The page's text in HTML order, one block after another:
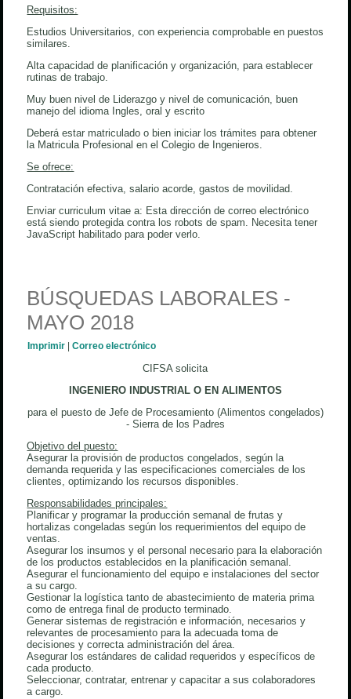
Requisitos:
Estudios Universitarios, con experiencia comprobable en puestos
similares.
Alta capacidad de planificación y organización, para establecer
rutinas de trabajo.
Muy buen nivel de Liderazgo y nivel de comunicación, buen
manejo del idioma Ingles, oral y escrito
Deberá estar matriculado o bien iniciar los trámites para obtener
la Matricula Profesional en el Colegio de Ingenieros.
Se ofrece:
Contratación efectiva, salario acorde, gastos de movilidad.
Enviar curriculum vitae a: Esta dirección de correo electrónico
está siendo protegida contra los robots de spam. Necesita tener
JavaScript habilitado para poder verlo.
BÚSQUEDAS LABORALES -
MAYO 2018
Imprimir |Correo electrónico
CIFSA solicita
INGENIERO INDUSTRIAL O EN ALIMENTOS
para el puesto de Jefe de Procesamiento (Alimentos congelados)
- Sierra de los Padres
Objetivo del puesto:
Asegurar la provisión de productos congelados, según la
demanda requerida y las especificaciones comerciales de los
clientes, optimizando los recursos disponibles.
Responsabilidades principales:
Planificar y programar la producción semanal de frutas y
hortalizas congeladas según los requerimientos del equipo de
ventas.
Asegurar los insumos y el personal necesario para la elaboración
de los productos establecidos en la planificación semanal.
Asegurar el funcionamiento del equipo e instalaciones del sector
a su cargo.
Gestionar la logística tanto de abastecimiento de materia prima
como de entrega final de producto terminado.
Generar sistemas de registración e información, necesarios y
relevantes de procesamiento para la adecuada toma de
decisiones y correcta administración del área.
Asegurar los estándares de calidad requeridos y específicos de
cada producto.
Seleccionar, contratar, entrenar y capacitar a sus colaboradores
a cargo.